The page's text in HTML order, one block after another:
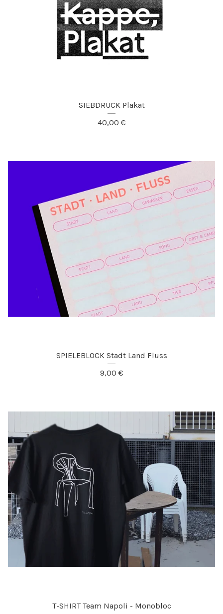
SIEBDRUCK Plakat
40,00 €
SPIELEBLOCK Stadt Land Fluss
9,00 €
T-SHIRT Team Napoli - Monobloc